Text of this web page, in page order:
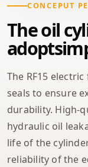
CONCEPUT
The oil
The RF15
seals to ensure
durability. High-
hydraulic oil
life of the
reliability of the